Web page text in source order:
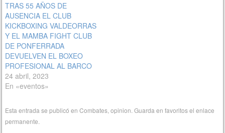
TRAS 55 AÑOS DE
AUSENCIA EL CLUB
KICKBOXING VALDEORRAS
Y EL MAMBA FIGHT CLUB
DE PONFERRADA
DEVUELVEN EL BOXEO
PROFESIONAL AL BARCO
24 abril, 2023
En «eventos»
Esta entrada se publicó enCombates ,opinion . Guarda en favoritos elenlace
permanente